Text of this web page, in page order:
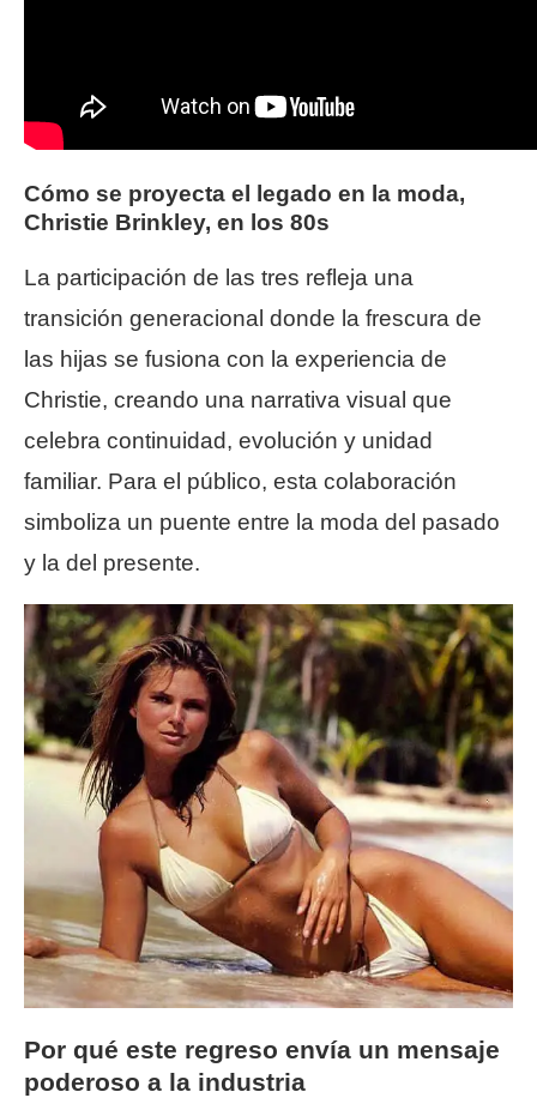
Cómo se proyecta el legado en la moda,
Christie Brinkley, en los 80s
La participación de las tres refleja una
transición generacional donde la frescura de
las hijas se fusiona con la experiencia de
Christie, creando una narrativa visual que
celebra continuidad, evolución y unidad
familiar. Para el público, esta colaboración
simboliza un puente entre la moda del pasado
y la del presente.
Por qué este regreso envía un mensaje
poderoso a la industria